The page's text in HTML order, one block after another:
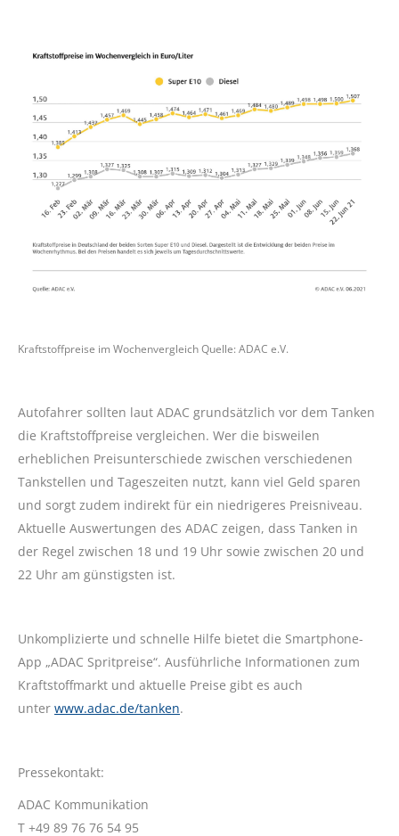
Kraftstoffpreise im Wochenvergleich Quelle: ADAC e.V.
Autofahrer sollten laut ADAC grundsätzlich vor dem Tanken
die Kraftstoffpreise vergleichen. Wer die bisweilen
erheblichen Preisunterschiede zwischen verschiedenen
Tankstellen und Tageszeiten nutzt, kann viel Geld sparen
und sorgt zudem indirekt für ein niedrigeres Preisniveau.
Aktuelle Auswertungen des ADAC zeigen, dass Tanken in
der Regel zwischen 18 und 19 Uhr sowie zwischen 20 und
22 Uhr am günstigsten ist.
Unkomplizierte und schnelle Hilfe bietet die Smartphone-
App „ADAC Spritpreise“. Ausführliche Informationen zum
Kraftstoffmarkt und aktuelle Preise gibt es auch
unter www.adac.de/tanken.
Pressekontakt:
ADAC Kommunikation
T +49 89 76 76 54 95